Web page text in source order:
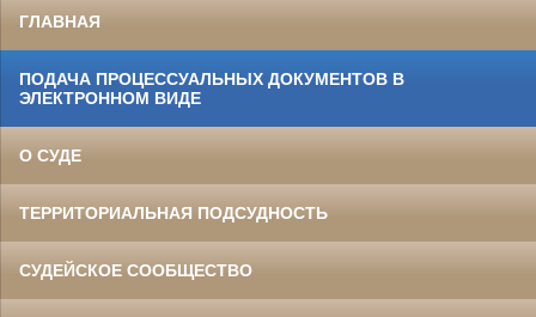
ГЛАВНАЯ
ПОДАЧА ПРОЦЕССУАЛЬНЫХ ДОКУМЕНТОВ В
ЭЛЕКТРОННОМ ВИДЕ
О СУДЕ
ТЕРРИТОРИАЛЬНАЯ ПОДСУДНОСТЬ
СУДЕЙСКОЕ СООБЩЕСТВО